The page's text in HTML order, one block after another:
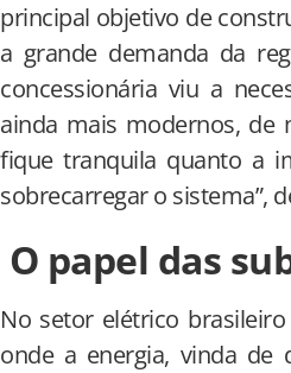
principal objetivo de
a grande demanda da
concessionária viu a
ainda mais modernos, de
fique tranquila quanto a
sobrecarregar o sistema”,
O papel das
No setor elétrico
onde a energia, vinda de